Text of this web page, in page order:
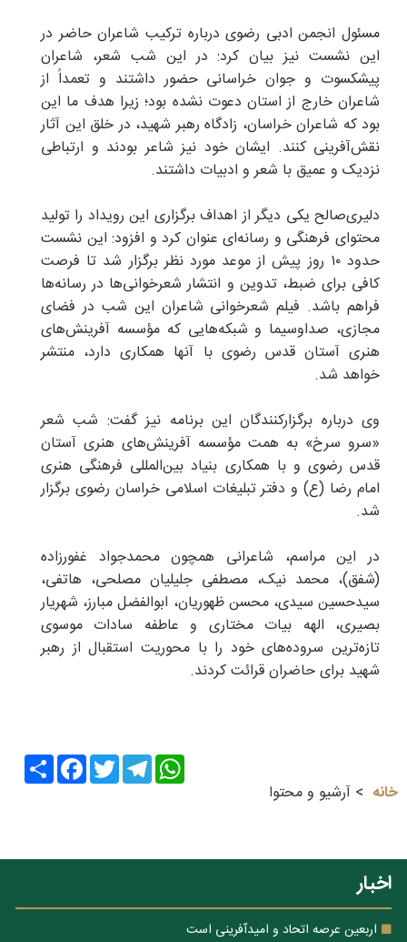
مسئول انجمن ادبی رضوی درباره ترکیب شاعران حاضر در
این نشست نیز بیان کرد: در این شب شعر، شاعران
پیشکسوت و جوان خراسانی حضور داشتند و تعمداً از
شاعران خارج از استان دعوت نشده بود؛ زیرا هدف ما این
بود که شاعران خراسان، زادگاه رهبر شهید، در خلق این آثار
نقش‌آفرینی کنند. ایشان خود نیز شاعر بودند و ارتباطی
نزدیک و عمیق با شعر و ادبیات داشتند.
دلیری‌صالح یکی دیگر از اهداف برگزاری این رویداد را تولید
محتوای فرهنگی و رسانه‌ای عنوان کرد و افزود: این نشست
حدود ۱۰ روز پیش از موعد مورد نظر برگزار شد تا فرصت
کافی برای ضبط، تدوین و انتشار شعرخوانی‌ها در رسانه‌ها
فراهم باشد. فیلم شعرخوانی شاعران این شب در فضای
مجازی، صداوسیما و شبکه‌هایی که مؤسسه آفرینش‌های
هنری آستان قدس رضوی با آنها همکاری دارد، منتشر
خواهد شد.
وی درباره برگزارکنندگان این برنامه نیز گفت: شب شعر
«سرو سرخ» به همت مؤسسه آفرینش‌های هنری آستان
قدس رضوی و با همکاری بنیاد بین‌المللی فرهنگی هنری
امام رضا (ع) و دفتر تبلیغات اسلامی خراسان رضوی برگزار
شد.
در این مراسم، شاعرانی همچون محمدجواد غفورزاده
(شفق)، محمد نیک، مصطفی جلیلیان مصلحی، هاتفی،
سیدحسین سیدی، محسن ظهوریان، ابوالفضل مبارز، شهریار
بصیری، الهه بیات مختاری و عاطفه سادات موسوی
تازه‌ترین سروده‌های خود را با محوریت استقبال از رهبر
شهید برای حاضران قرائت کردند.
Share
FacebookTwitter
Telegram
WhatsApp
خانه
آرشیو و محتوا
اخبار
اربعین عرصه اتحاد و امیدآفرینی است